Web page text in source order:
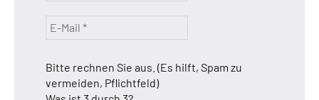
Bitte rechnen Sie aus. (Es hilft, Spam zu
vermeiden, Pflichtfeld)